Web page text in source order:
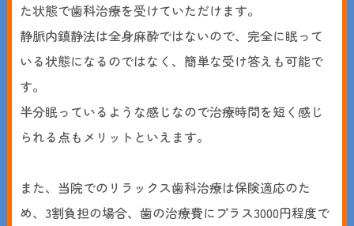
た状態で歯科治療を受けていただけます。
静脈内鎮静法は全身麻酔ではないので、完全に眠って
いる状態になるのではなく、簡単な受け答えも可能で
す。
半分眠っているような感じなので治療時間を短く感じ
られる点もメリットといえます。
また、当院でのリラックス歯科治療は保険適応のた
め、3割負担の場合、歯の治療費にプラス3000円程度で